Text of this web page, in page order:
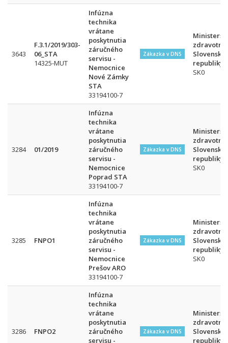
3643
F.3.1/2019/303-
06_STA
14325-MUT
Infúzna
technika
vrátane
poskytnutia
záručného
servisu -
Nemocnice
Nové Zámky
STA
33194100-7
Zákazka v DNS
Slovenskej
republiky
SK0
3284 01/2019
Infúzna
technika
vrátane
poskytnutia
záručného
servisu -
Nemocnice
Poprad STA
33194100-7
Zákazka v DNS
Slovenskej
republiky
SK0
3285 FNPO1
Infúzna
technika
vrátane
poskytnutia
záručného
servisu -
Nemocnice
Prešov ARO
33194100-7
Zákazka v DNS
Slovenskej
republiky
SK0
3286 FNPO2
Infúzna
technika
vrátane
poskytnutia
záručného
servisu -
Zákazka v DNS
Slovenskej
republiky